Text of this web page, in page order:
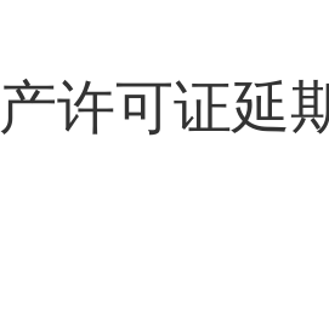
许可证延